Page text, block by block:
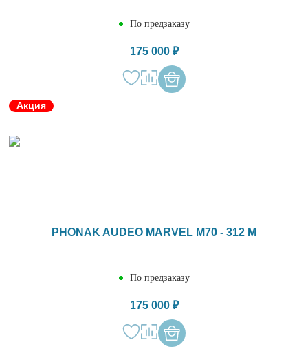
По предзаказу
175 000 ₽
Акция
PHONAK AUDEO MARVEL M70 - 312 M
По предзаказу
175 000 ₽